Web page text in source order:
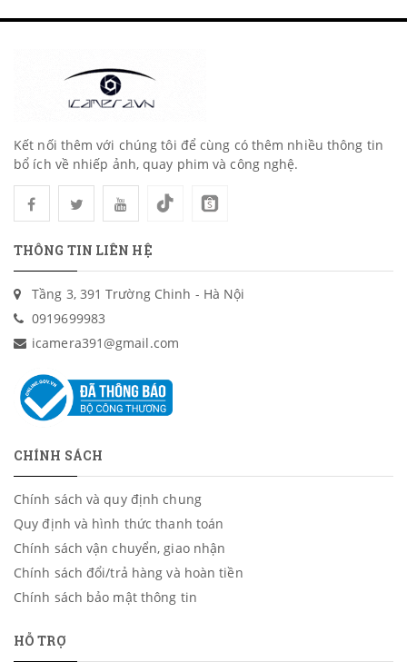
Kết nối thêm với chúng tôi để cùng có thêm nhiều thông tin
bổ ích về nhiếp ảnh, quay phim và công nghệ.
THÔNG TIN LIÊN HỆ
Tầng 3, 391 Trường Chinh - Hà Nội
0919699983
icamera391@gmail.com
CHÍNH SÁCH
Chính sách và quy định chung
Quy định và hình thức thanh toán
Chính sách vận chuyển, giao nhận
Chính sách đổi/trả hàng và hoàn tiền
Chính sách bảo mật thông tin
HỖ TRỢ